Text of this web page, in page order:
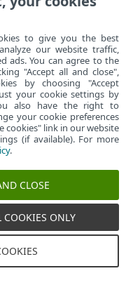
Administrar cookies
Política de cookies
to give you the best
our website traffic,
ads. You can agree to the
"Accept all and close",
by choosing "Accept
your cookie settings by
also have the right to
your cookie preferences
cookies" link in our website
(if available). For more
.
CLOSE
COOKIES ONLY